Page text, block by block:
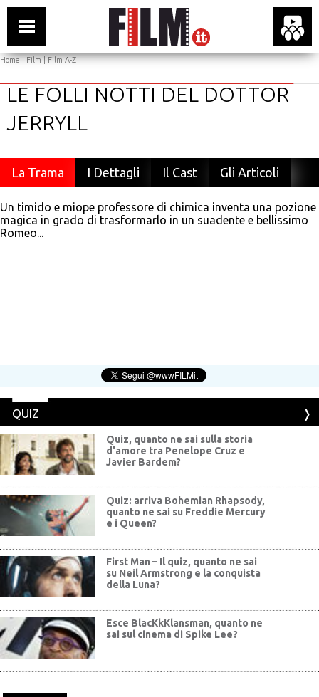
Home|Film|Film A-Z
LE FOLLI NOTTI DEL DOTTOR
JERRYLL
La Trama I Dettagli Il Cast Gli Articoli
Un timido e miope professore di chimica inventa una pozione
magica in grado di trasformarlo in un suadente e bellissimo
Romeo...
QUIZ
Quiz, quanto ne sai sulla storia
d'amore tra Penelope Cruz e
Javier Bardem?
Quiz: arriva Bohemian Rhapsody,
quanto ne sai su Freddie Mercury
e i Queen?
First Man – Il quiz, quanto ne sai
su Neil Armstrong e la conquista
della Luna?
Esce BlacKkKlansman, quanto ne
sai sul cinema di Spike Lee?